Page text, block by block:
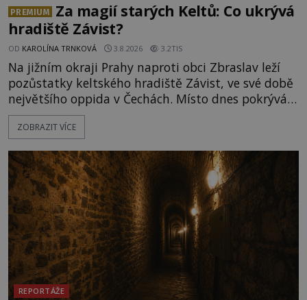
PREMIUM
Za magií starých Keltů: Co ukrývá
hradiště Závist?
OD KAROLÍNA TRNKOVÁ 3.8.2026 3.2TIS
Na jižním okraji Prahy naproti obci Zbraslav leží
pozůstatky keltského hradiště Závist, ve své době
největšího oppida v Čechách. Místo dnes pokrývá
les, zbytky po kdysi monumentálním hradišti jsou
ale v terénu patrné stále. Co dalšího tu po Keltech
vrch Hr
ZOBRAZIT VÍCE
REPORTÁŽE